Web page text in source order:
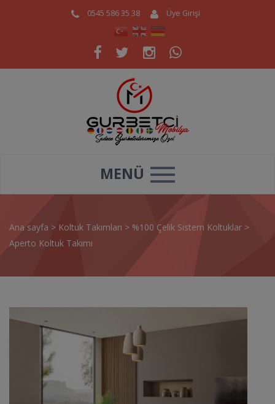
0545 586 35 38 Üye Girişi
MENÜ
Ana sayfa > Koltuk Takımları > %100 Çelik Sistem Koltuklar >
Aperto Koltuk Takımı